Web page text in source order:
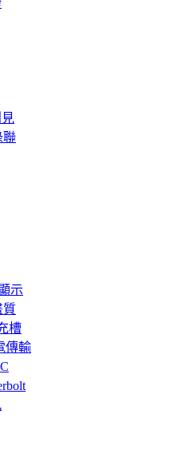
見
聯
示
質
槽
傳輸